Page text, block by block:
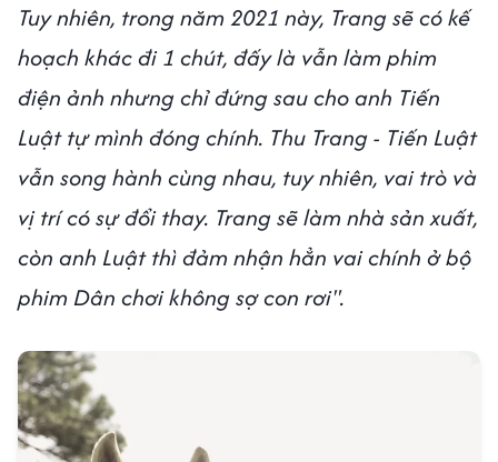
Tuy nhiên, trong năm 2021 này, Trang sẽ có kế
hoạch khác đi 1 chút, đấy là vẫn làm phim
điện ảnh nhưng chỉ đứng sau cho anh Tiến
Luật tự mình đóng chính. Thu Trang - Tiến Luật
vẫn song hành cùng nhau, tuy nhiên, vai trò và
vị trí có sự đổi thay. Trang sẽ làm nhà sản xuất,
còn anh Luật thì đảm nhận hẳn vai chính ở bộ
phim Dân chơi không sợ con rơi".